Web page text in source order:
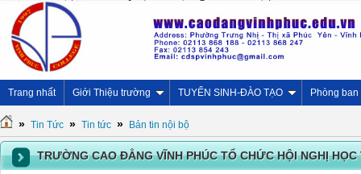
Trang nhất Giới Thiệu trường TUYỂN SINH-ĐÀO TẠO Phòng ban
» Tin Tức » Tin tức » Bản tin nội bộ
TRƯỜNG CAO ĐẲNG VĨNH PHÚC TỔ CHỨC HỘI NGHỊ